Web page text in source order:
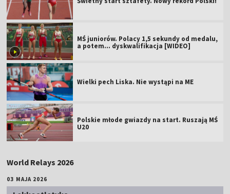
MŚ juniorów. Polacy 1,5 sekundy od medalu,
a potem... dyskwalifikacja [WIDEO]
Wielki pech Liska. Nie wystąpi na ME
Polskie młode gwiazdy na start. Ruszają MŚ
U20
World Relays 2026
03 MAJA 2026